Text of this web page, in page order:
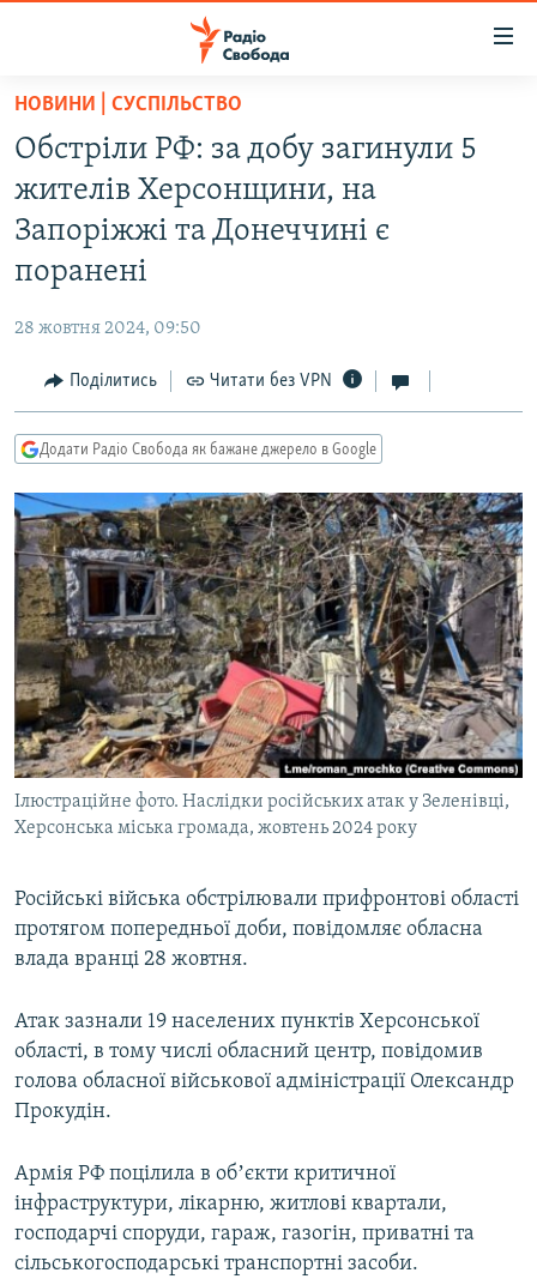
Перейти
основного
матеріалу
Перейти
до
основної
Перейти
пошуку
РАДІО СВОБОДА – 70 РОКІВ
ВСЕ ЗА ДОБУ
СТАТТІ
КУЛЬТУРА
СПОРТ
СВІТ
ДОНБАС.РЕАЛІЇ
КРИМ.РЕАЛІЇ
ТИ ЯК?
КИТАЙ.ВИКЛИКИ
МУЛЬТИМЕДІА
ФОТО
СПЕЦПРОЄКТИ
ПОДКАСТИ
КРИМ РЕАЛІЇ
РУС
УКР
ДОЛУЧАЙСЯ!
Усі сайти RFE/RL
НОВИНИ | СУСПІЛЬСТВО
Обстріли РФ: за добу загинули 5
жителів Херсонщини, на
Запоріжжі та Донеччині є
поранені
28 жовтня 2024, 09:50
Поділитись Читати без VPN
Додати Радіо Свобода як бажане джерело в Google
Ілюстраційне фото. Наслідки російських атак у Зеленівці,
Херсонська міська громада, жовтень 2024 року
Російські війська обстрілювали прифронтові області
протягом попередньої доби, повідомляє обласна
влада вранці 28 жовтня.
Атак зазнали 19 населених пунктів Херсонської
області, в тому числі обласний центр, повідомив
голова обласної військової адміністрації Олександр
Прокудін.
Армія РФ поцілила в обʼєкти критичної
інфраструктури, лікарню, житлові квартали,
господарчі споруди, гараж, газогін, приватні та
сільськогосподарські транспортні засоби.